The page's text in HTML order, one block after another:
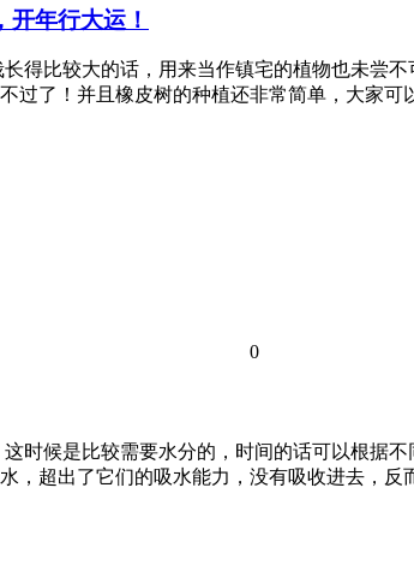
年行大运！
得比较大的话，用来当作镇宅的植物也未尝
过了！并且橡皮树的种植还非常简单，大家
0
时候是比较需要水分的，时间的话可以根据
，超出了它们的吸水能力，没有吸收进去，